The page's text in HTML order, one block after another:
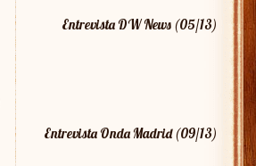
Entrevista DW News (05/13)
Entrevista Onda Madrid (09/13)